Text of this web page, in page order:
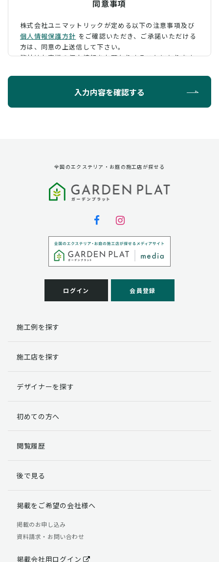
同意事項
株式会社ユニマットリックが定める以下の注意事項及び
個人情報保護方針 をご確認いただき、 ご承諾いただける
方は、同意の上送信して下さい。
弊社はお客様の個人情報をお預かりすることになります
ように定め、保護に努めております。
第三者への提供
弊社は法律で定められている場合を除いて、お客様の個
個人情報の取扱い業務の委託
弊社は事業運営上、お客様により良いサービスを提供す
るために業務の一部を外部に委託しており、業務委託先
客様には、貴殿の個人情報の利用目的の通知、開示、訂
理・機密保持などによりお客様の個人情報の漏洩防止に
個人情報提出の任意性
す。
らかじめご了承ください。
個人情報の開示請求について
る権利があります。
「個人情報の取り扱いについて」
【お問合せ先】 個人情報問合せ窓口
TEL：03-5411-7891（平日9:00 ～ 18:00）
入力内容を確認する
全国のエクステリア・お庭の施工店が探せる
ログイン 会員登録
施工例を探す
施工店を探す
デザイナーを探す
初めての方へ
閲覧履歴
後で見る
掲載をご希望の会社様へ
掲載のお申し込み
資料請求・お問い合わせ
掲載会社用ログイン